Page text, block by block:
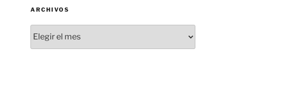
ARCHIVOS